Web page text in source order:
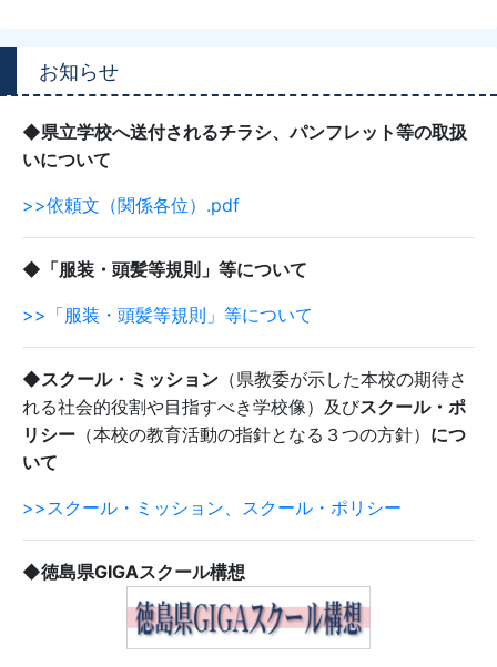
お知らせ
◆県立学校へ送付されるチラシ、パンフレット等の取扱
いについて
>>依頼文（関係各位）.pdf
◆「服装・頭髪等規則」等について
>>「服装・頭髪等規則」等について
◆スクール・ミッション （県教委が示した本校の期待さ
れる社会的役割や目指すべき学校像）及びスクール・ポ
リシー （本校の教育活動の指針となる３つの方針） につ
いて
>>スクール・ミッション、スクール・ポリシー
◆徳島県GIGAスクール構想